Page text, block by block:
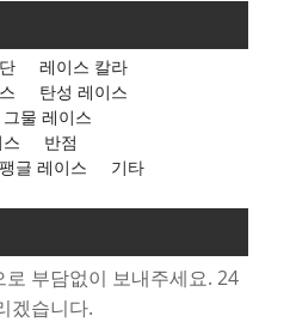
레이스 칼라
탄성 레이스
물 레이스
반점
글 레이스
기타
부담없이 보내주세요. 24
겠습니다.